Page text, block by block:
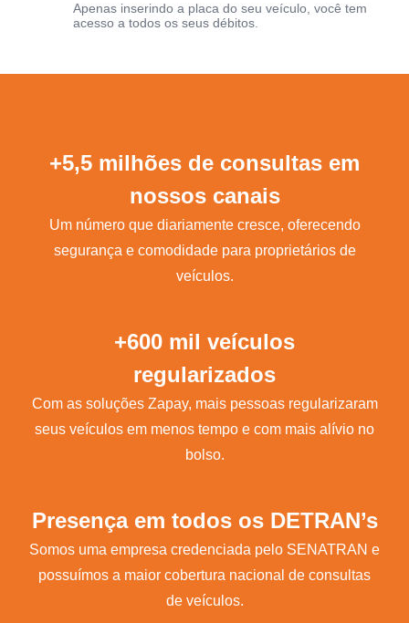
Apenas inserindo a placa do seu veículo, você tem
acesso a todos os seus débitos.
+5,5 milhões de consultas em
nossos canais
Um número que diariamente cresce, oferecendo
segurança e comodidade para proprietários de
veículos.
+600 mil veículos
regularizados
Com as soluções Zapay, mais pessoas regularizaram
seus veículos em menos tempo e com mais alívio no
bolso.
Presença em todos os DETRAN’s
Somos uma empresa credenciada pelo SENATRAN e
possuímos a maior cobertura nacional de consultas
de veículos.